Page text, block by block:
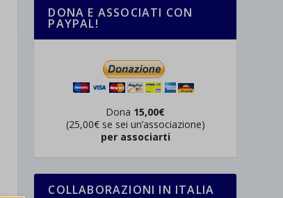
DONA E ASSOCIATI CON
PAYPAL!
Dona 15,00€
(25,00€ se sei un’associazione)
per associarti
COLLABORAZIONI IN ITALIA